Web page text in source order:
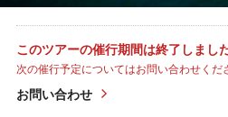
このツアーの催行期間は終了しました
次の催行予定についてはお問い合わせくだ
お問い合わせ